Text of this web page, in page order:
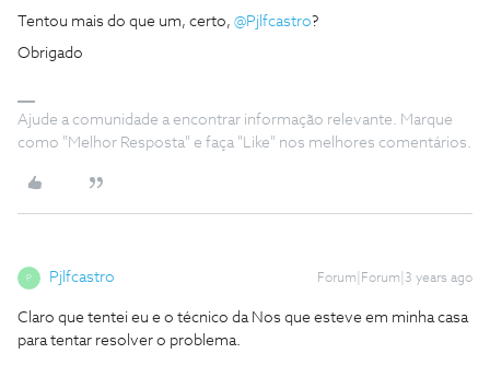
Tentou mais do que um, certo, @Pjlfcastro?
Obrigado
Ajude a comunidade a encontrar informação relevante. Marque
como "Melhor Resposta" e faça "Like" nos melhores comentários.
P Pjlfcastro Forum|Forum|3 years ago
Claro que tentei eu e o técnico da Nos que esteve em minha casa
para tentar resolver o problema.